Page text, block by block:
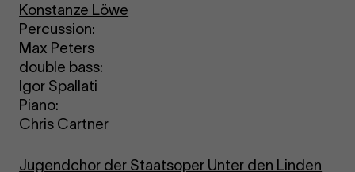
Konstanze Löwe
Percussion:
Max Peters
double bass:
Igor Spallati
Piano:
Chris Cartner
Jugendchor der Staatsoper Unter den Linden